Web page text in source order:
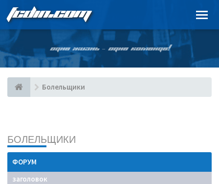
FCDIN.COM
ОДНА ЖИЗНЬ – ОДНА КОМАНДА!
Болельщики
БОЛЕЛЬЩИКИ
ФОРУМ
заголовок